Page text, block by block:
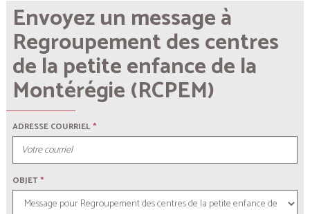
Envoyez un message à
Regroupement des centres
de la petite enfance de la
Montérégie (RCPEM)
ADRESSE COURRIEL*
OBJET*